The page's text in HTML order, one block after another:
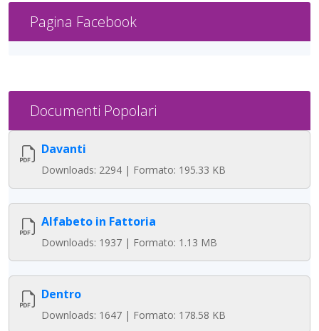
Pagina Facebook
Documenti Popolari
Davanti
Downloads: 2294 | Formato: 195.33 KB
Alfabeto in Fattoria
Downloads: 1937 | Formato: 1.13 MB
Dentro
Downloads: 1647 | Formato: 178.58 KB